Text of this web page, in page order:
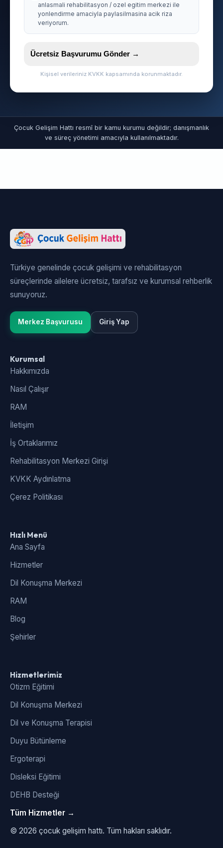
anlasmali rehabilitasyon / ozel egitim merkezi ile
yonlendirme amaciyla paylasilmasina acik riza
veriyorum.
Ücretsiz Başvurumu Gönder →
Kişisel verileriniz KVKK kapsamında korunmaktadır.
Çocuk Gelişim Hattı resmî bir kamu kurumu değildir; danışmanlık
ve süreç yönetimi amacıyla kullanılmaktadır.
Türkiye genelinde çocuk gelişimi ve rehabilitasyon
süreçlerinde ailelere ücretsiz, tarafsız ve kurumsal rehberlik
sunuyoruz.
Merkez Başvurusu Giriş Yap
Kurumsal
Hakkımızda
Nasıl Çalışır
RAM
İletişim
İş Ortaklarımız
Rehabilitasyon Merkezi Girişi
KVKK Aydınlatma
Çerez Politikası
Hızlı Menü
Ana Sayfa
Hizmetler
Dil Konuşma Merkezi
RAM
Blog
Şehirler
Hizmetlerimiz
Otizm Eğitimi
Dil Konuşma Merkezi
Dil ve Konuşma Terapisi
Duyu Bütünleme
Ergoterapi
Disleksi Eğitimi
DEHB Desteği
Tüm Hizmetler →
© 2026 çocuk gelişim hattı. Tüm hakları saklıdır.